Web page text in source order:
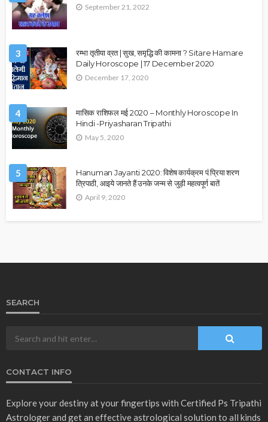
September 21, 2022
3
रम्भा तृतीया व्रत | सुख, समृद्धि की कामना ? Sitare Hamare
Daily Horoscope | 17 December 2020
December 17, 2020
4
मासिक राशिफल मई 2020 – Monthly Horoscope In
Hindi -Priyasharan Tripathi
May 5, 2020
5
Hanuman Jayanti 2020: विशेष कार्यक्रम पं.प्रिया शरण
त्रिपाठी, आइये जानते हैं उनके जन्म से जुड़ी महत्वपूर्ण बातें
April 9, 2020
SEARCH
CONTACT INFO
Explore your destiny at your fingertips with Certified Ps Tripathi
Astrologer and get an effective astrological solution to all kinds